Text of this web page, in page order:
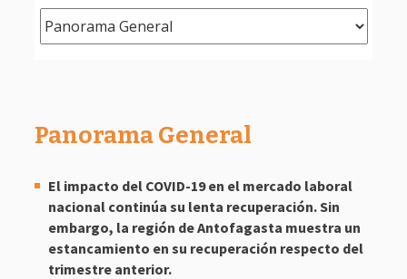
Panorama General
El impacto del COVID-19 en el mercado laboral
nacional continúa su lenta recuperación. Sin
embargo, la región de Antofagasta muestra un
estancamiento en su recuperación respecto del
trimestre anterior.